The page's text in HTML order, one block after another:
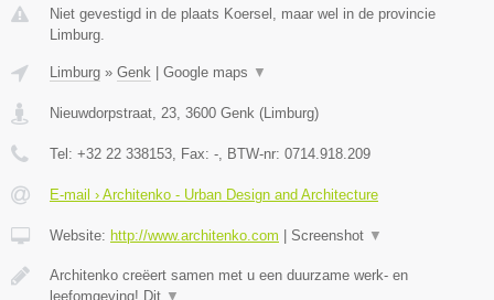
Niet gevestigd in de plaats Koersel, maar wel in de provincie
Limburg.
Limburg » Genk Google maps ▼
Nieuwdorpstraat, 23, 3600 Genk (Limburg)
Tel: +32 22 338153, Fax: -, BTW-nr: 0714.918.209
E-mail › Architenko - Urban Design and Architecture
Website: http://www.architenko.com Screenshot ▼
Architenko creëert samen met u een duurzame werk- en
leefomgeving! Dit ▼